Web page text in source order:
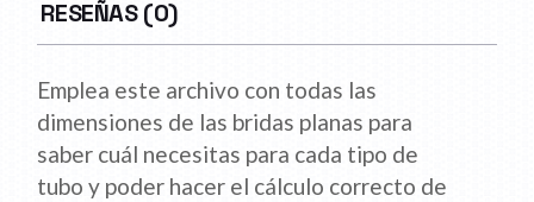
RESEÑAS (0)
Emplea este archivo con todas las
dimensiones de las bridas planas para
saber cuál necesitas para cada tipo de
tubo y poder hacer el cálculo correcto de